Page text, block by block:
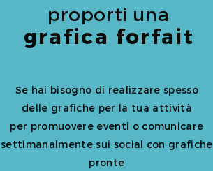
proporti una
grafica forfait
Se hai bisogno di realizzare spesso
delle grafiche per la tua attività
per promuovere eventi o comunicare
settimanalmente sui social con grafiche
pronte